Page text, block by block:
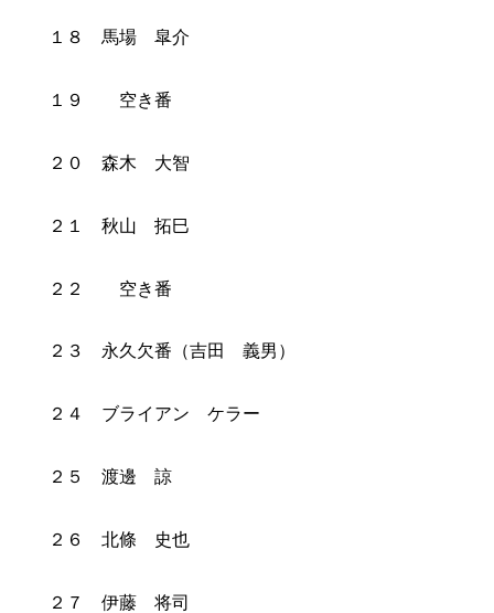
１８ 馬場 皐介
１９ 空き番
２０ 森木 大智
２１ 秋山 拓巳
２２ 空き番
２３ 永久欠番（吉田 義男）
２４ ブライアン ケラー
２５ 渡邊 諒
２６ 北條 史也
２７ 伊藤 将司